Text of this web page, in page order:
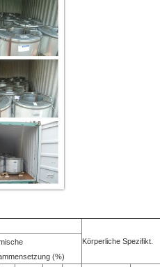
Körperliche Spezifikt.
(%)